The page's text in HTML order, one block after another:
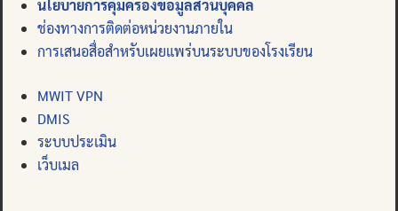
นโยบายการคุ้มครองข้อมูลส่วนบุคคล
ช่องทางการติดต่อหน่วยงานภายใน
การเสนอสื่อสำหรับเผยแพร่บนระบบของโรงเรียน
MWIT VPN
DMIS
ระบบประเมิน
เว็บเมล